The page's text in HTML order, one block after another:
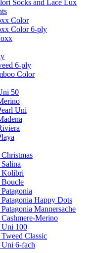
Socks and Lace Lux
Color
Color 6-ply
6-ply
Color
50
Uni
Kolibri
Boucle
Happy Dots
Mannersache
Merino
Uni 100
Classic
Uni 6-fach